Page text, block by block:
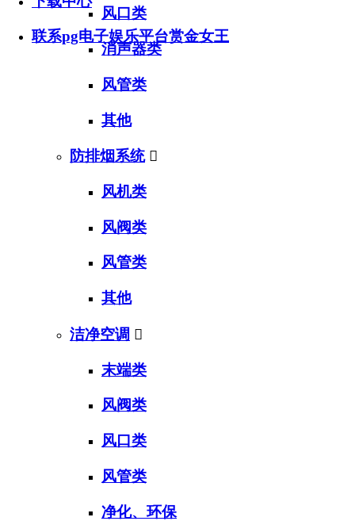
联系pg电子娱乐平台赏金女王
风口类
消声器类
风管类
其他
防排烟系统 
风机类
风阀类
风管类
其他
洁净空调 
末端类
风阀类
风口类
风管类
净化、环保